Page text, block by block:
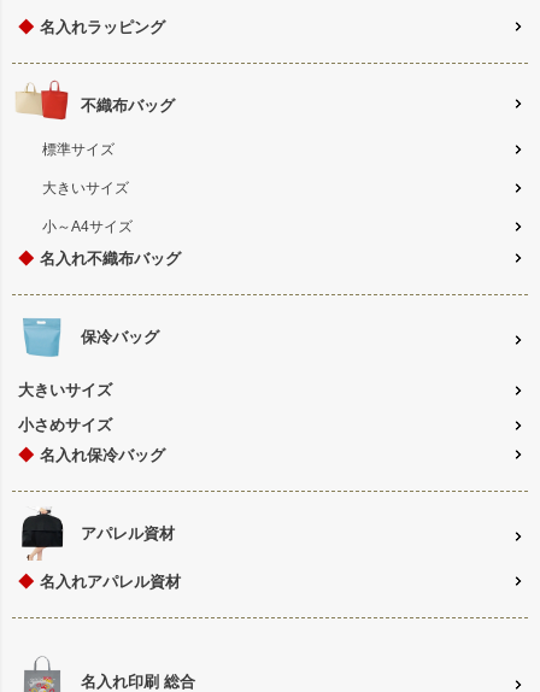
◆ 名入れラッピング
不織布バッグ
標準サイズ
大きいサイズ
小～A4サイズ
◆ 名入れ不織布バッグ
保冷バッグ
大きいサイズ
小さめサイズ
◆ 名入れ保冷バッグ
アパレル資材
◆ 名入れアパレル資材
名入れ印刷 総合